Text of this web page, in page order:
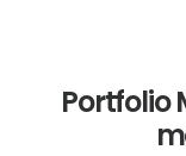
Portfolio